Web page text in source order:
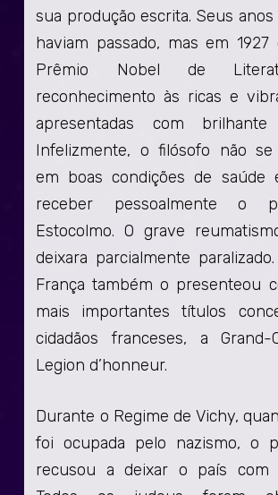
sua produção escrita. Seus
haviam passado, mas em 1927
Prêmio Nobel de
reconhecimento às ricas e
apresentadas com brilhante
Infelizmente, o filósofo não se
em boas condições de saúde
receber pessoalmente o
Estocolmo. O grave
deixara parcialmente
França também o presenteou
mais importantes títulos
cidadãos franceses, a
Legion d’honneur.
Durante o Regime de Vichy,
foi ocupada pelo nazismo, o
recusou a deixar o país com